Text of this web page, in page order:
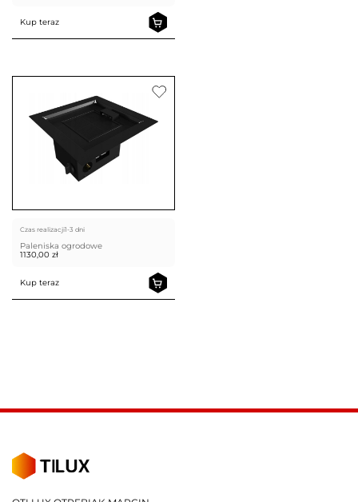
Kup teraz
Czas realizacji1-3 dni
Paleniska ogrodowe
1130,00 zł
Kup teraz